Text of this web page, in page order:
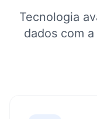
Tecnologia
dados com